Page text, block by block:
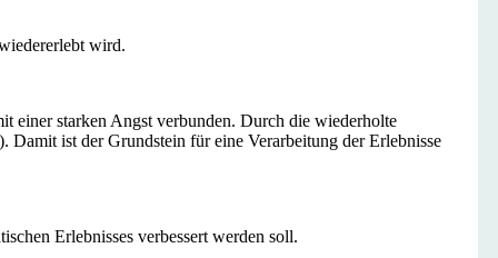
wird.
einer starken Angst verbunden. Durch die wiederholte
ist der Grundstein für eine Verarbeitung der Erlebnisse
Erlebnisses verbessert werden soll.